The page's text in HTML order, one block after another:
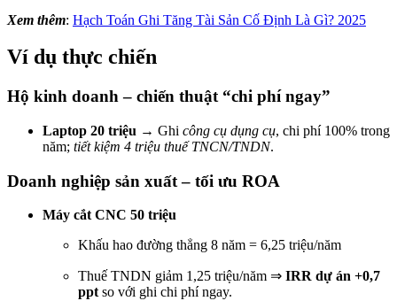
Xem thêm: Hạch Toán Ghi Tăng Tài Sản Cố Định Là Gì? 2025
Ví dụ thực chiến
Hộ kinh doanh – chiến thuật “chi phí ngay”
Laptop 20 triệu → Ghi công cụ dụng cụ, chi phí 100% trong
năm; tiết kiệm 4 triệu thuế TNCN/TNDN.
Doanh nghiệp sản xuất – tối ưu ROA
Máy cắt CNC 50 triệu
Khấu hao đường thẳng 8 năm = 6,25 triệu/năm
Thuế TNDN giảm 1,25 triệu/năm ⇒ IRR dự án +0,7
pptso với ghi chi phí ngay.